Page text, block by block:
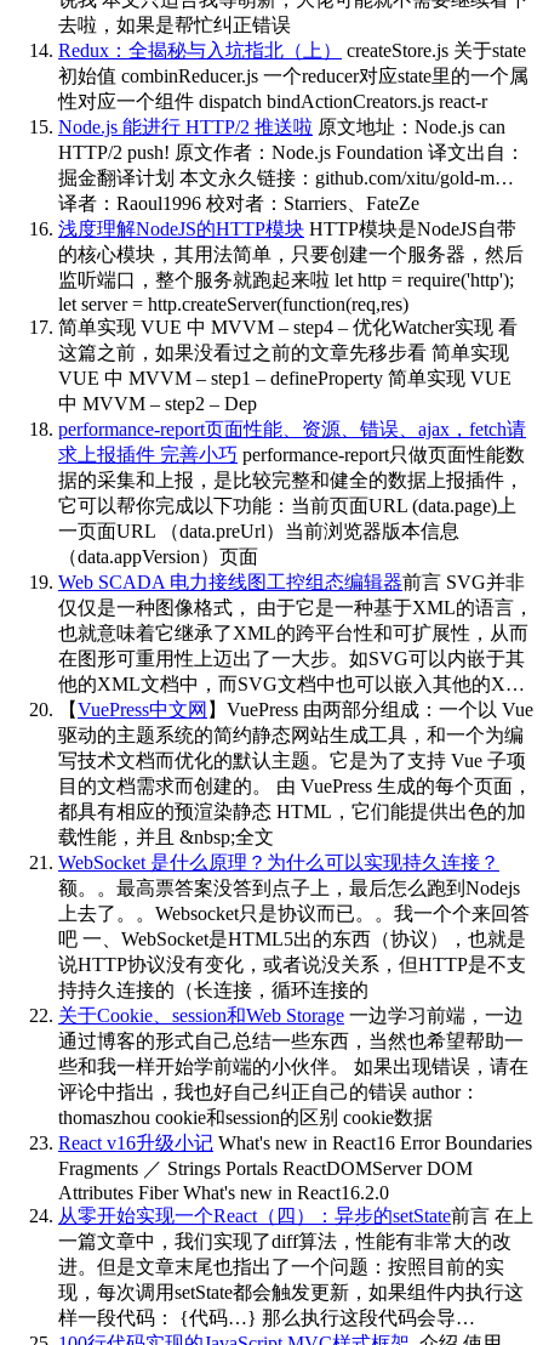
去啦，如果是帮忙纠正错误
Redux：全揭秘与入坑指北（上）
createStore.js 关于state
初始值 combinReducer.js 一个reducer对应state里的一个属
性对应一个组件 dispatch bindActionCreators.js react-r
Node.js 能进行 HTTP/2 推送啦 原文地址：Node.js can
HTTP/2 push! 原文作者：Node.js Foundation 译文出自：
掘金翻译计划 本文永久链接：github.com/xitu/gold-m…
译者：Raoul1996 校对者：Starriers、FateZe
浅度理解NodeJS的HTTP模块 HTTP模块是NodeJS自带
的核心模块，其用法简单，只要创建一个服务器，然后
监听端口，整个服务就跑起来啦 let http = require('http');
let server = http.createServer(function(req,res)
简单实现 VUE 中 MVVM – step4 – 优化Watcher实现 看
这篇之前，如果没看过之前的文章先移步看 简单实现
VUE 中 MVVM – step1 – defineProperty 简单实现 VUE
中 MVVM – step2 – Dep
performance-report页面性能、资源、错误、ajax，fetch请
求上报插件 完善小巧 performance-report只做页面性能数
据的采集和上报，是比较完整和健全的数据上报插件，
它可以帮你完成以下功能：当前页面URL (data.page)上
一页面URL （data.preUrl）当前浏览器版本信息
（data.appVersion）页面
Web SCADA 电力接线图工控组态编辑器前言 SVG并非
仅仅是一种图像格式， 由于它是一种基于XML的语言，
也就意味着它继承了XML的跨平台性和可扩展性，从而
在图形可重用性上迈出了一大步。如SVG可以内嵌于其
他的XML文档中，而SVG文档中也可以嵌入其他的X…
【VuePress中文网 】VuePress 由两部分组成：一个以 Vue
驱动的主题系统的简约静态网站生成工具，和一个为编
写技术文档而优化的默认主题。它是为了支持 Vue 子项
目的文档需求而创建的。
由 VuePress 生成的每个页面，
都具有相应的预渲染静态 HTML，它们能提供出色的加
载性能，并且 ​​​&nbsp;全文
WebSocket 是什么原理？为什么可以实现持久连接？
额。。最高票答案没答到点子上，最后怎么跑到Nodejs
上去了。。Websocket只是协议而已。。我一个个来回答
吧 一、WebSocket是HTML5出的东西（协议），也就是
说HTTP协议没有变化，或者说没关系，但HTTP是不支
持持久连接的（长连接，循环连接的
关于Cookie、session和Web Storage 一边学习前端，一边
通过博客的形式自己总结一些东西，当然也希望帮助一
些和我一样开始学前端的小伙伴。 如果出现错误，请在
评论中指出，我也好自己纠正自己的错误 author：
thomaszhou cookie和session的区别 cookie数据
React v16升级小记 What's new in React16 Error Boundaries
Fragments ／ Strings Portals ReactDOMServer DOM
Attributes Fiber What's new in React16.2.0
从零开始实现一个React（四）：异步的setState前言 在上
一篇文章中，我们实现了diff算法，性能有非常大的改
进。但是文章末尾也指出了一个问题：按照目前的实
现，每次调用setState都会触发更新，如果组件内执行这
样一段代码： {代码…} 那么执行这段代码会导…